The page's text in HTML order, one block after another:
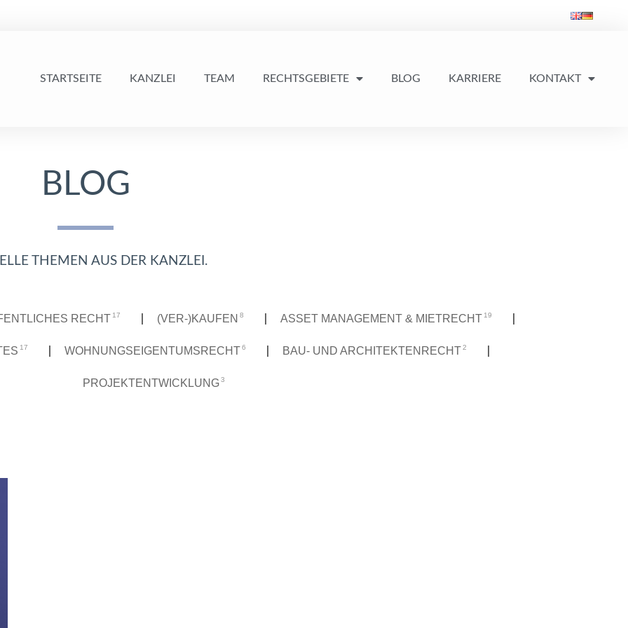
STARTSEITE KANZLEI TEAM RECHTSGEBIETE BLOG KARRIERE KONTAKT
BLOG
THEMEN AUS DER KANZLEI.
RECHT 17 (VER-)KAUFEN 8 ASSET MANAGEMENT & MIETRECHT 19
17 WOHNUNGSEIGENTUMSRECHT 6 BAU- UND ARCHITEKTENRECHT 2
PROJEKTENTWICKLUNG 3